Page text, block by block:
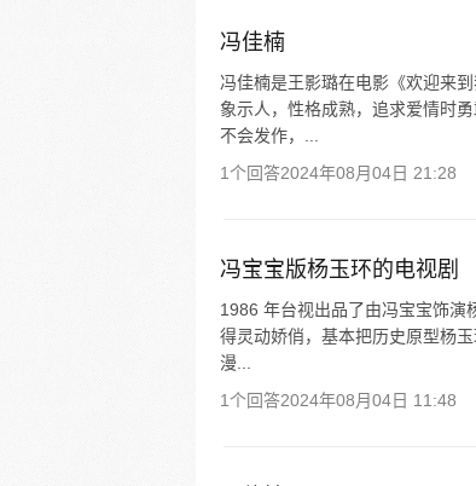
冯佳楠
冯佳楠是王影璐在电影《欢迎来
象示人，性格成熟，追求爱情时
不会发作，...
1个回答2024年08月04日 21:28
冯宝宝版杨玉环的电视剧
1986 年台视出品了由冯宝宝饰演
得灵动娇俏，基本把历史原型杨
漫...
1个回答2024年08月04日 11:48